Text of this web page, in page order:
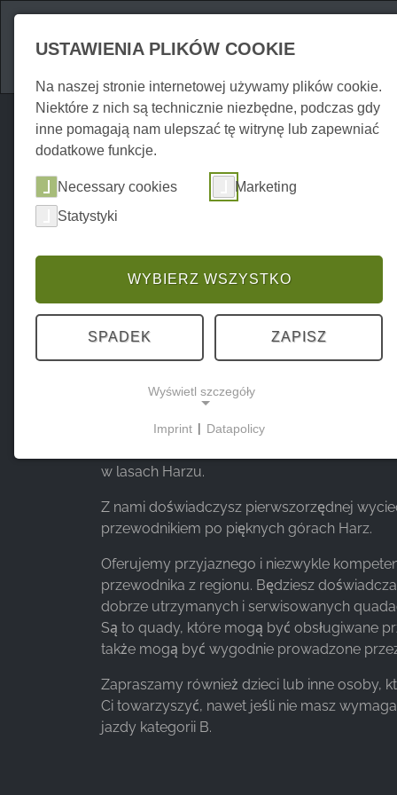
Atrakcje
Geführte Quadtouren
Przygoda, akcja,
road
Na zewnątrz
Witamy w JK Quadrenalin.
Zapraszamy do załogi, która oferuje nie
ale także mnóstwo akcji, adrenaliny i
w lasach Harzu.
Z nami doświadczysz pierwszorzędnej
przewodnikiem po pięknych górach Harz.
Oferujemy przyjaznego i niezwykle
przewodnika z regionu. Będziesz
dobrze utrzymanych i serwisowanych
Są to quady, które mogą być obsługiwane
także mogą być wygodnie prowadzone
Zapraszamy również dzieci lub inne osoby,
Ci towarzyszyć, nawet jeśli nie masz
jazdy kategorii B.
USTAWIENIA PLIKÓW COOKIE
Na naszej stronie internetowej używamy plików cookie.
Niektóre z nich są technicznie niezbędne, podczas gdy
inne pomagają nam ulepszać tę witrynę lub zapewniać
dodatkowe funkcje.
Necessary cookies
Marketing
Statystyki
WYBIERZ WSZYSTKO
SPADEK ZAPISZ
Wyświetl szczegóły
Te pliki cookie umożliwiają podstawową
MARKETING
Marketingowe pliki cookie są wykorzystywane
przez strony trzecie do wyświetlania
spersonalizowanych reklam. Robią to poprzez
śledzenie odwiedzających na różnych stronach
internetowych.
Imprint | Datapolicy